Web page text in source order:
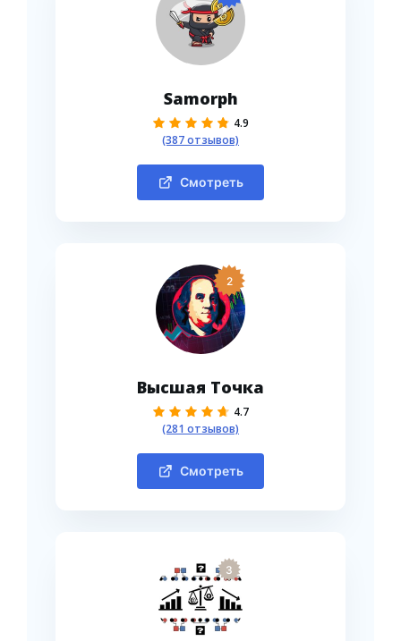
Samorph
4.9
(387 отзывов)
Смотреть
2
Высшая Точка
4.7
(281 отзывов)
Смотреть
3